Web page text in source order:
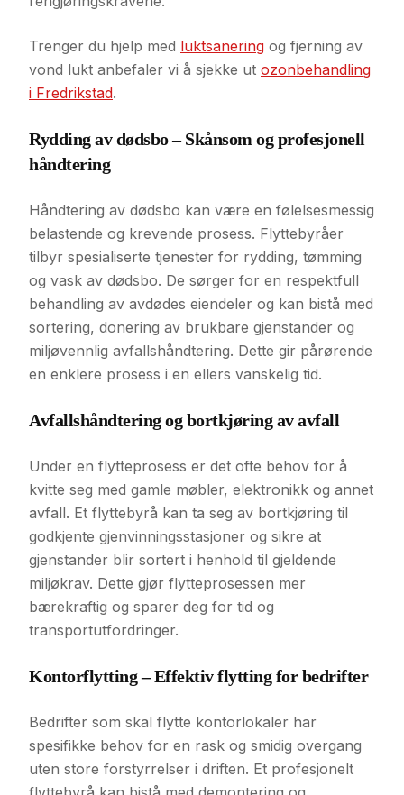
Trenger du hjelp med luktsanering og fjerning av
vond lukt anbefaler vi å sjekke ut ozonbehandling
i Fredrikstad.
Rydding av dødsbo – Skånsom og profesjonell
håndtering
Håndtering av dødsbo kan være en følelsesmessig
belastende og krevende prosess. Flyttebyråer
tilbyr spesialiserte tjenester for rydding, tømming
og vask av dødsbo. De sørger for en respektfull
behandling av avdødes eiendeler og kan bistå med
sortering, donering av brukbare gjenstander og
miljøvennlig avfallshåndtering. Dette gir pårørende
en enklere prosess i en ellers vanskelig tid.
Avfallshåndtering og bortkjøring av avfall
Under en flytteprosess er det ofte behov for å
kvitte seg med gamle møbler, elektronikk og annet
avfall. Et flyttebyrå kan ta seg av bortkjøring til
godkjente gjenvinningsstasjoner og sikre at
gjenstander blir sortert i henhold til gjeldende
miljøkrav. Dette gjør flytteprosessen mer
bærekraftig og sparer deg for tid og
transportutfordringer.
Kontorflytting – Effektiv flytting for bedrifter
Bedrifter som skal flytte kontorlokaler har
spesifikke behov for en rask og smidig overgang
uten store forstyrrelser i driften. Et profesjonelt